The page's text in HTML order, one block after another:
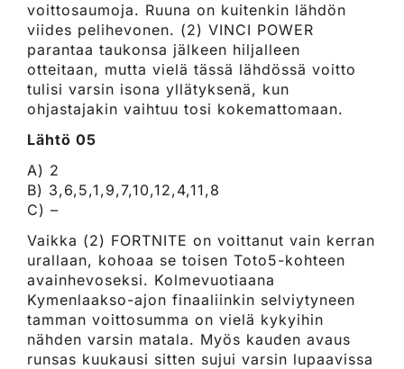
voittosaumoja. Ruuna on kuitenkin lähdön
viides pelihevonen. (2) VINCI POWER
parantaa taukonsa jälkeen hiljalleen
otteitaan, mutta vielä tässä lähdössä voitto
tulisi varsin isona yllätyksenä, kun
ohjastajakin vaihtuu tosi kokemattomaan.
Lähtö 05
A) 2
B) 3,6,5,1,9,7,10,12,4,11,8
C) –
Vaikka (2) FORTNITE on voittanut vain kerran
urallaan, kohoaa se toisen Toto5-kohteen
avainhevoseksi. Kolmevuotiaana
Kymenlaakso-ajon finaaliinkin selviytyneen
tamman voittosumma on vielä kykyihin
nähden varsin matala. Myös kauden avaus
runsas kuukausi sitten sujui varsin lupaavissa